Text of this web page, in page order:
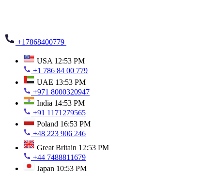
+17868400779
USA 12:53 PM
+1 786 84 00 779
UAE 13:53 PM
+971 8000320947
India 14:53 PM
+91 1171279565
Poland 16:53 PM
+48 223 906 246
Great Britain 12:53 PM
+44 7488811679
Japan 10:53 PM